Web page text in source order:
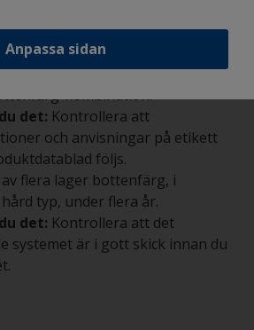
att följa
eller felaktig
färgsystem, t.ex. felaktig
kombination.
det: Kontrollera att
och anvisningar på etikett
följs.
flera lager bottenfärg, i
typ, under flera år.
det: Kontrollera att det
systemet är i gott skick innan du
Anpassa sidan